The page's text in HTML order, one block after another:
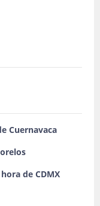
Cuernavaca
de CDMX